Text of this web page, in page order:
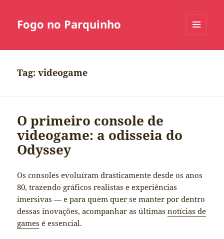
Fogo no Parquinho
Tag:videogame
O primeiro console de
videogame: a odisseia do
Odyssey
Os consoles evoluíram drasticamente desde os anos
80, trazendo gráficos realistas e experiências
imersivas — e para quem quer se manter por dentro
dessas inovações, acompanhar as últimasnotícias de
games é essencial.